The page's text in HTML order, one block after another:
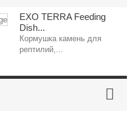
EXO TERRA Feeding
Dish...
Кормушка камень для
рептилий,...